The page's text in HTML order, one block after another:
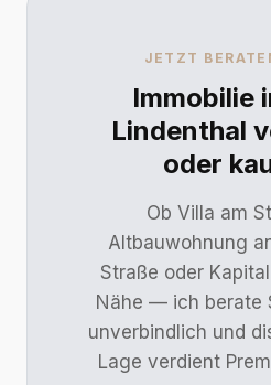
JETZT
Immobilie
Lindenthal
oder
Ob Villa am
Altbauwohnung
Straße oder
Nähe — ich berate
unverbindlich und
Lage verdient